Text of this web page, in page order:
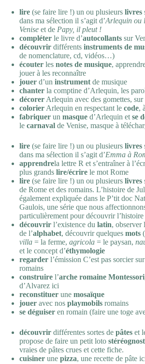
lire (se faire lire !) un ou plusieurs livres
dans ma sélection il s’agit d’Arlequin ou
Venise et de Papy, il pleut !
compléter le livre d’autocollants sur
découvrir différents instruments de
de nomenclature, cd, vidéos…)
écouter les notes de musique,
jouer à les reconnaître
jouer d’un instrument de musique
chanter la comptine d’Arlequin, les
décorer Arlequin avec des gomettes, sur
colorier Arlequin en respectant le code,
fabriquer un masque d’Arlequin et se
le carnaval de Venise, masque à
lire (se faire lire !) un ou plusieurs livres
dans ma sélection il s’agit d’Emma à
apprendrela lettre R et s’entraîner à
plus grands lire/écrire le mot Rome
lire (se faire lire !) un ou plusieurs livres
de Rome et des romains. L’histoire de
également expliquée dans le P’tit doc
Gaulois, une série que nous
particulièrement pour découvrir l’histoire
découvrir l’existence du latin, observer
de l’alphabet, découvrir quelques mots (
villa = la ferme, agricola = le paysan,
et le concept d’éthymologie
regarder l’émission C’est pas sorciersur
romains
construire l’arche romaine Montessori
d’Alvarez ici
reconstituer une mosaïque
jouer avec nos playmobils romains
se déguiser en romain (faire une toge
découvrir différentes sortes de pâtes et
propose de faire un petit loto
vraies de pâtes crues et cette fiche.
cuisiner une pizza, une recette de pâte